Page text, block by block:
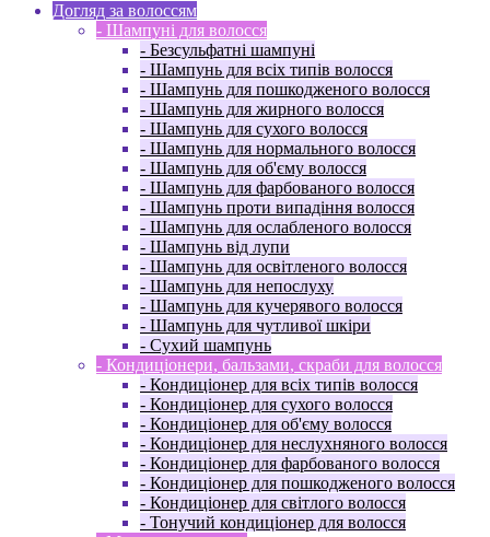
Догляд за волоссям
- Шампуні для волосся
- Безсульфатні шампуні
- Шампунь для всіх типів волосся
- Шампунь для пошкодженого волосся
- Шампунь для жирного волосся
- Шампунь для сухого волосся
- Шампунь для нормального волосся
- Шампунь для об'єму волосся
- Шампунь для фарбованого волосся
- Шампунь проти випадіння волосся
- Шампунь для ослабленого волосся
- Шампунь від лупи
- Шампунь для освітленого волосся
- Шампунь для непослуху
- Шампунь для кучерявого волосся
- Шампунь для чутливої ​​шкіри
- Сухий шампунь
- Кондиціонери, бальзами, скраби для волосся
- Кондиціонер для всіх типів волосся
- Кондиціонер для сухого волосся
- Кондиціонер для об'єму волосся
- Кондиціонер для неслухняного волосся
- Кондиціонер для фарбованого волосся
- Кондиціонер для пошкодженого волосся
- Кондиціонер для світлого волосся
- Тонучий кондиціонер для волосся